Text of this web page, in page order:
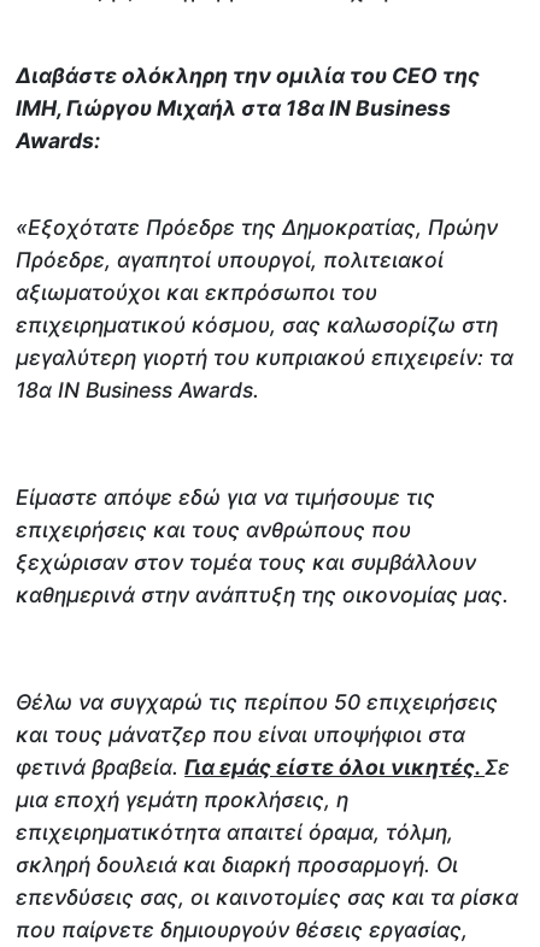
Διαβάστε ολόκληρη την ομιλία του CEO της
IMH, Γιώργου Μιχαήλ στα 18α IN Business
Awards:
«Εξοχότατε Πρόεδρε της Δημοκρατίας, Πρώην
Πρόεδρε, αγαπητοί υπουργοί, πολιτειακοί
αξιωματούχοι και εκπρόσωποι του
επιχειρηματικού κόσμου, σας καλωσορίζω στη
μεγαλύτερη γιορτή του κυπριακού επιχειρείν: τα
18α IN Business Awards.
Είμαστε απόψε εδώ για να τιμήσουμε τις
επιχειρήσεις και τους ανθρώπους που
ξεχώρισαν στον τομέα τους και συμβάλλουν
καθημερινά στην ανάπτυξη της οικονομίας μας.
Θέλω να συγχαρώ τις περίπου 50 επιχειρήσεις
και τους μάνατζερ που είναι υποψήφιοι στα
φετινά βραβεία.Για εμάς είστε όλοι νικητές.Σε
μια εποχή γεμάτη προκλήσεις, η
επιχειρηματικότητα απαιτεί όραμα, τόλμη,
σκληρή δουλειά και διαρκή προσαρμογή. Οι
επενδύσεις σας, οι καινοτομίες σας και τα ρίσκα
που παίρνετε δημιουργούν θέσεις εργασίας,